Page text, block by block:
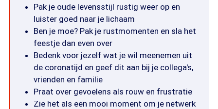
Pak je oude levensstijl rustig weer op en
luister goed naar je lichaam
Ben je moe? Pak je rustmomenten en sla het
feestje dan even over
Bedenk voor jezelf wat je wil meenemen uit
de coronatijd en geef dit aan bij je collega's,
vrienden en familie
Praat over gevoelens als rouw en frustratie
Zie het als een mooi moment om je netwerk